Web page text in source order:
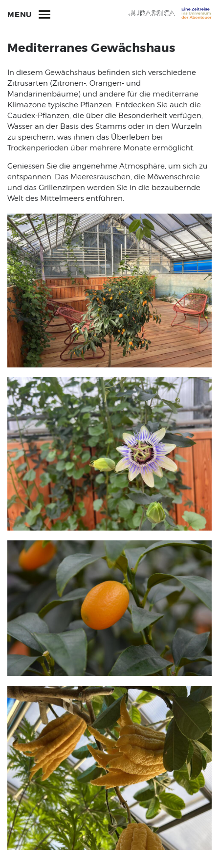
MENU
Mediterranes Gewächshaus
In diesem Gewächshaus befinden sich verschiedene
Zitrusarten (Zitronen-, Orangen- und
Mandarinenbäume) und andere für die mediterrane
Klimazone typische Pflanzen. Entdecken Sie auch die
Caudex-Pflanzen, die über die Besonderheit verfügen,
Wasser an der Basis des Stamms oder in den Wurzeln
zu speichern, was ihnen das Überleben bei
Trockenperioden über mehrere Monate ermöglicht.
Geniessen Sie die angenehme Atmosphäre, um sich zu
entspannen. Das Meeresrauschen, die Möwenschreie
und das Grillenzirpen werden Sie in die bezaubernde
Welt des Mittelmeers entführen.